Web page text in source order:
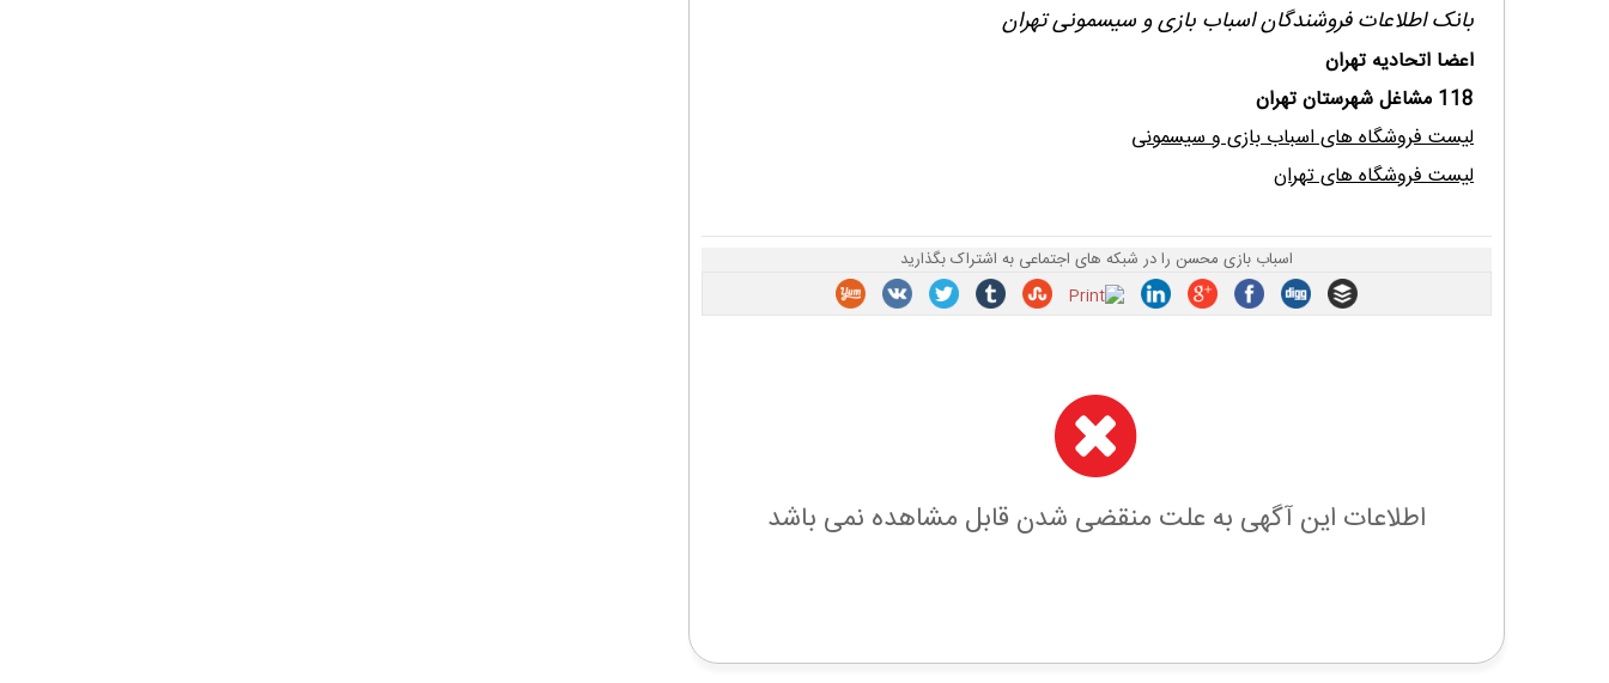
بانک اطلاعات فروشندگان اسباب بازی و سیسمونی تهران
اعضا اتحادیه تهران
118 مشاغل شهرستان تهران
لیست فروشگاه های اسباب بازی و سیسمونی
لیست فروشگاه های تهران
اسباب بازی محسن را در شبکه های اجتماعی به اشتراک بگذارید
اطلاعات این آگهی به علت منقضی شدن قابل مشاهده نمی باشد